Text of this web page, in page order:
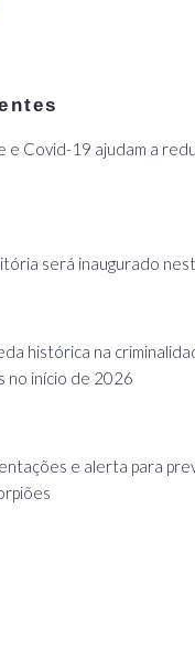
e Covid-19 ajudam a
será inaugurado
histórica na
no início de 2026
e alerta para